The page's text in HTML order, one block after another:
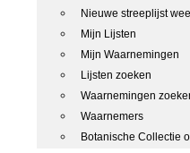
Nieuwe streeplijst
Mijn Lijsten
Mijn Waarnemingen
Lijsten zoeken
Waarnemingen
Waarnemers
Botanische Collectie